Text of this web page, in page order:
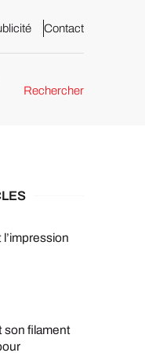
Contact
Rechercher
son filament